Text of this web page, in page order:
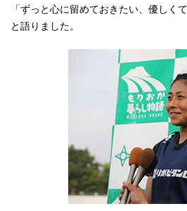
「ずっと心に留めておきたい、優しく
と語りました。